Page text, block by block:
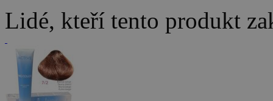
Lidé, kteří tento produkt